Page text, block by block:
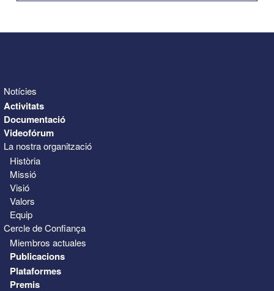
Notícies
Activitats
Documentació
Videofórum
La nostra organització
Història
Missió
Visió
Valors
Equip
Cercle de Confiança
Miembros actuales
Publicacions
Plataformes
Premis